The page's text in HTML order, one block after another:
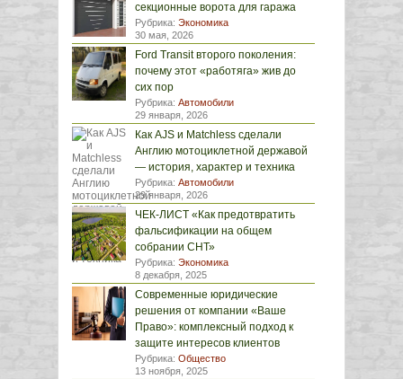
секционные ворота для гаража
Рубрика: Экономика
30 мая, 2026
Ford Transit второго поколения:
почему этот «работяга» жив до
сих пор
Рубрика: Автомобили
29 января, 2026
Как AJS и Matchless сделали
Англию мотоциклетной державой
— история, характер и техника
Рубрика: Автомобили
29 января, 2026
ЧЕК-ЛИСТ «Как предотвратить
фальсификации на общем
собрании СНТ»
Рубрика: Экономика
8 декабря, 2025
Современные юридические
решения от компании «Ваше
Право»: комплексный подход к
защите интересов клиентов
Рубрика: Общество
13 ноября, 2025